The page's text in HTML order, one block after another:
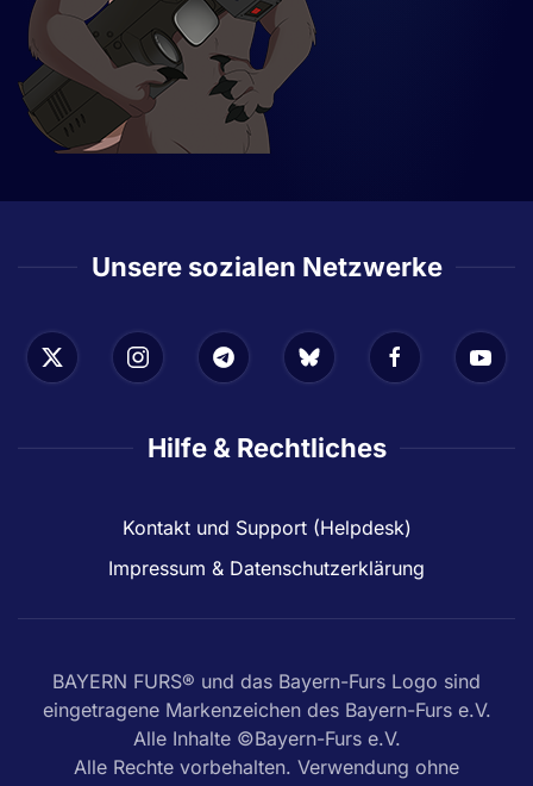
Unsere sozialen Netzwerke
Hilfe & Rechtliches
Kontakt und Support (Helpdesk)
Impressum & Datenschutzerklärung
BAYERN FURS® und das Bayern-Furs Logo sind
eingetragene Markenzeichen des Bayern-Furs e.V.
Alle Inhalte ©Bayern-Furs e.V.
Alle Rechte vorbehalten. Verwendung ohne